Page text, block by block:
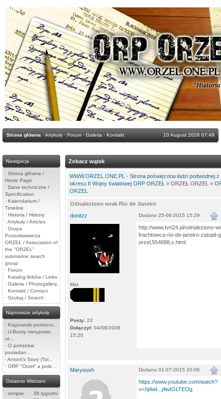
Strona główna ·Artykuły · Forum · Galeria · Kontakt 10 August 2026 07:49
Nawigacja
· Strona główna /
Home Page
· Dane techniczne /
Specification
· Kalendarium /
Timeline
· Historia / History
·Artykuły / Articles
· Grupa
Poszukiwawcza
ORZEŁ / Association of
the "ORZEL"
submarine search
group
· Forum
· Katalog linków / Links
· Galeria / Photogallery
· Kontakt / Contact
· Szukaj / Search
Najnowsze artykuły
· Krążowniki pomocni...
· U-Booty nietypowo
ut...
· O potrzebie
posiadan...
·Antoni's Story (Tol...
· ORP "Orzeł" a pola ...
Ostatnio Widziani
· rempiw
36 tygodni
Zobacz wątek
WWW.ORZEL.ONE.PL - Strona poświęcona łodzi podwodnej z
okresu II Wojny światowej ORP ORZEŁ » ORZEŁ ORZEL »
ORZEL
Odnaleziono wrak Rio de Janeiro
donitzz
Dodano 25-06-2015 15:29
Mat
Posty: 23
Dołączył: 04/08/2008
15:20
http://www.tvn24.pl/odnaleziono-
frachtowca-rio-de-janeiro-zatopil-
orzel,554688,s.html
Maryoush Dodano 01-07-2015 20:06
https://www.youtube.com/watch?
v=Sj4wI...j4wIGLTEOg